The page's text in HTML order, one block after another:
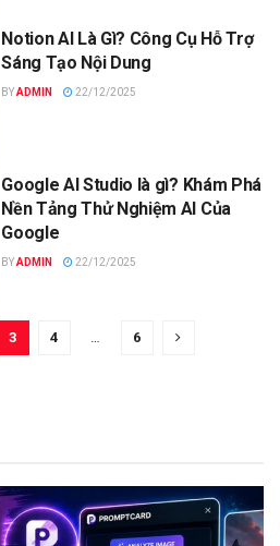
Notion AI Là Gì? Công Cụ Hỗ Trợ
Sáng Tạo Nội Dung
BYADMIN 22/12/2025
Google AI Studio là gì? Khám Phá
Nền Tảng Thử Nghiệm AI Của
Google
BYADMIN 22/12/2025
3 4 6